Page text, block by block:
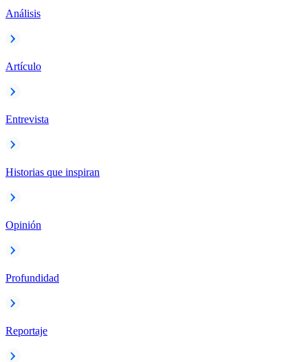
Análisis
Artículo
Entrevista
Historias que inspiran
Opinión
Profundidad
Reportaje